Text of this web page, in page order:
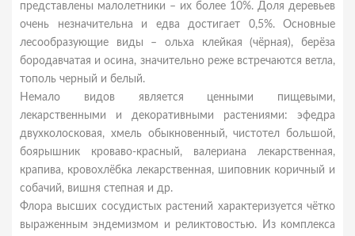
представлены малолетники – их более 10%. Доля деревьев
очень незначительна и едва достигает 0,5%. Основные
лесообразующие виды – ольха клейкая (чёрная), берёза
бородавчатая и осина, значительно реже встречаются ветла,
тополь черный и белый.
Немало видов является ценными пищевыми,
лекарственными и декоративными растениями: эфедра
двухколосковая, хмель обыкновенный, чистотел большой,
боярышник кроваво-красный, валериана лекарственная,
крапива, кровохлёбка лекарственная, шиповник коричный и
собачий, вишня степная и др.
Флора высших сосудистых растений характеризуется чётко
выраженным эндемизмом и реликтовостью. Из комплекса